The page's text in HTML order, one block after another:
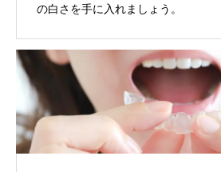
の白さを手に入れましょう。